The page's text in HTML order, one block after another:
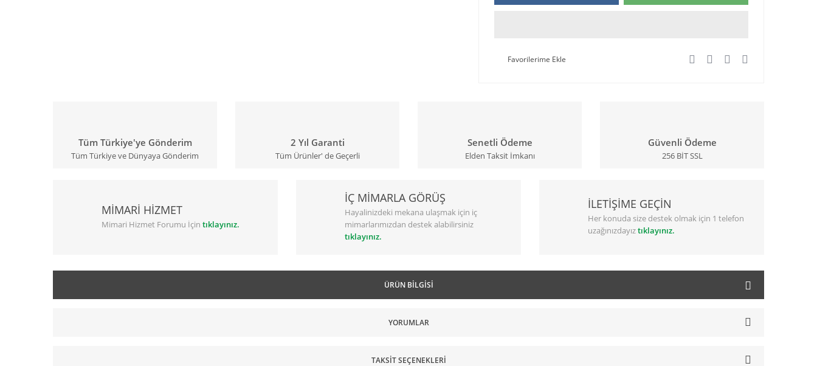
Tüm Türkiye'ye Gönderim
Tüm Türkiye ve Dünyaya Gönderim
2 Yıl Garanti
Tüm Ürünler' de Geçerli
Senetli Ödeme
Elden Taksit İmkanı
Güvenli Ödeme
256 BİT SSL
MİMARİ HİZMET
Mimari Hizmet Forumu İçin tıklayınız.
İÇ MİMARLA GÖRÜŞ
Hayalinizdeki mekana ulaşmak için iç
mimarlarımızdan destek alabilirsiniz
tıklayınız.
İLETİŞİME GEÇİN
Her konuda size destek olmak için 1 telefon
uzağınızdayıztıklayınız.
ÜRÜN BILGISI
YORUMLAR
TAKSIT SEÇENEKLERI